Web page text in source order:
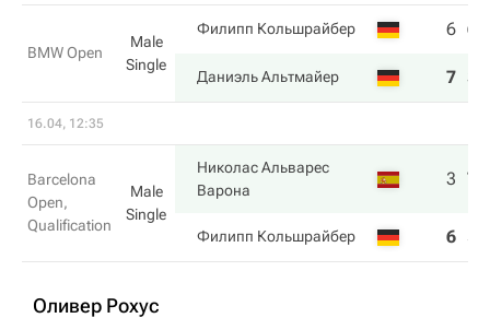
BMW Open
Male
Single
Филипп Кольшрайбер 6 6
Даниэль Альтмайер 7 3
16.04, 12:35
Barcelona
Open,
Qualification
Male
Single
Николас Альварес
Варона
3 7
Филипп Кольшрайбер 6 5
Оливер Рохус